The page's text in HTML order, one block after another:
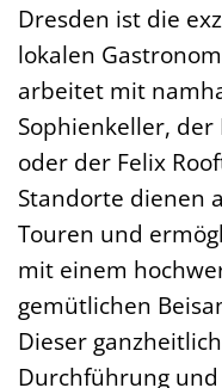
Dresden ist die
lokalen
arbeitet mit
Sophienkeller, der
oder der Felix
Standorte dienen
Touren und
mit einem
gemütlichen
Dieser
Durchführung